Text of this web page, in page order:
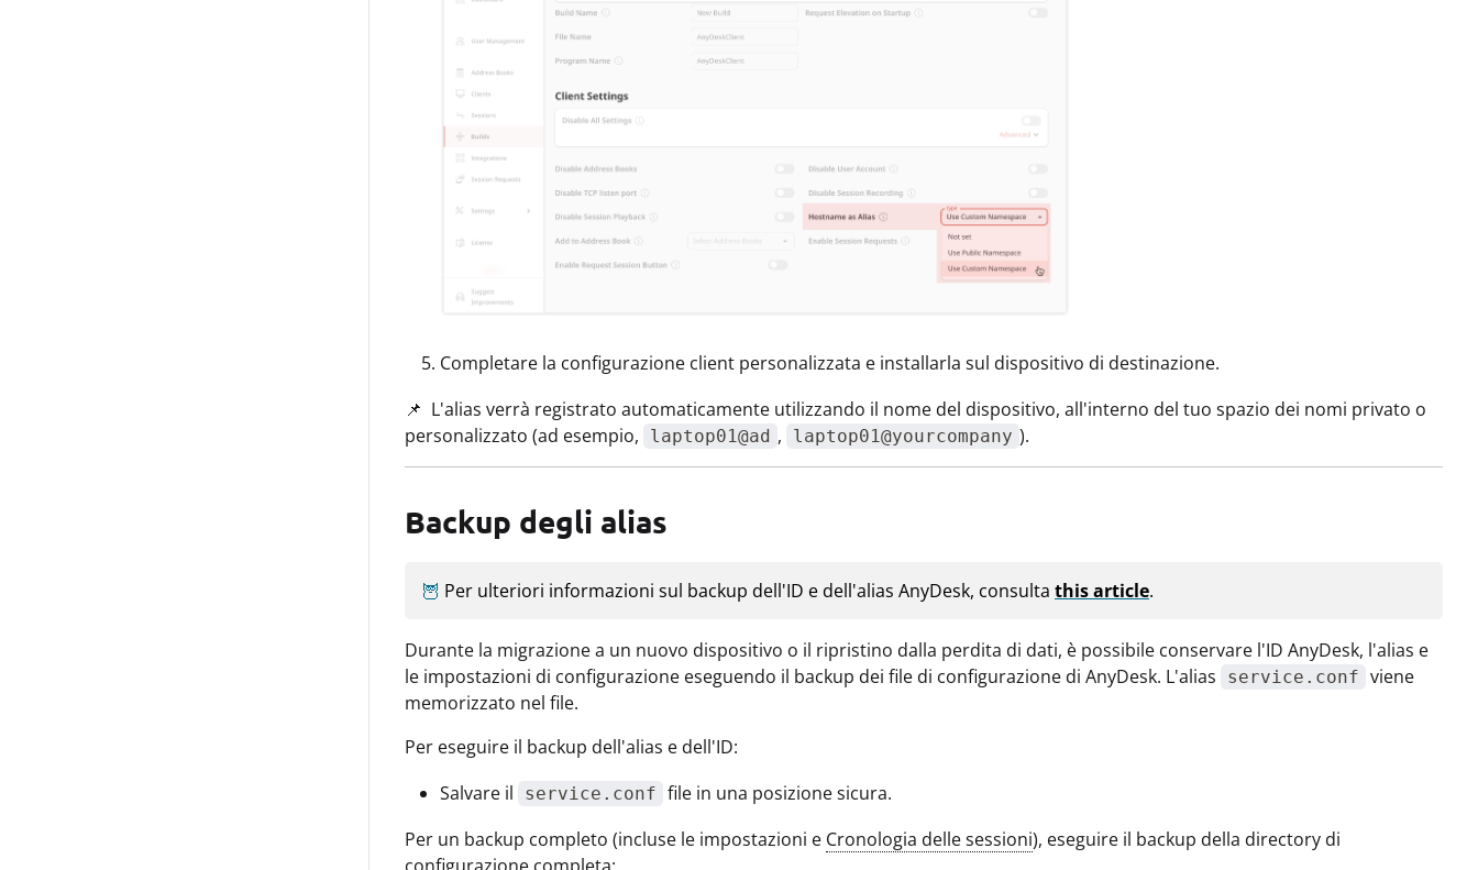
Completare la configurazione client personalizzata e installarla sul dispositivo di destinazione.
📌 L'alias verrà registrato automaticamente utilizzando il nome del dispositivo, all'interno del tuo spazio dei nomi privato o
personalizzato (ad esempio,
laptop01@ad , laptop01@yourcompany ).
Backup degli alias
🦉 Per ulteriori informazioni sul backup dell'ID e dell'alias AnyDesk, consulta this article.
Durante la migrazione a un nuovo dispositivo o il ripristino dalla perdita di dati, è possibile conservare l'ID AnyDesk, l'alias e
le impostazioni di configurazione eseguendo il backup dei file di configurazione di AnyDesk. L'alias
service.conf viene
memorizzato nel file.
Per eseguire il backup dell'alias e dell'ID:
Salvare il
service.conf file in una posizione sicura.
Per un backup completo (incluse le impostazioni e Cronologia delle sessioni), eseguire il backup della directory di